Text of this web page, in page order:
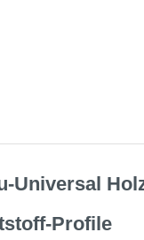
Profile